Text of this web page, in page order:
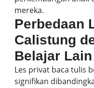
mereka.
Perbedaan
Calistung
Belajar Lain
Les privat baca tulis
signifikan